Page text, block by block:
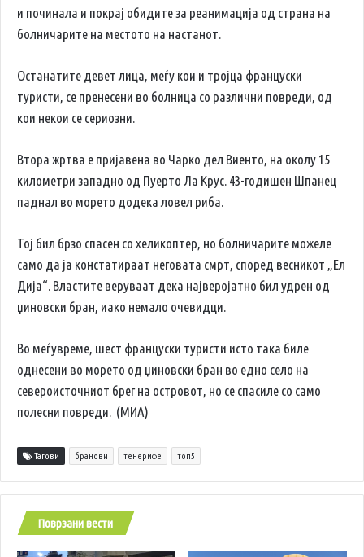
и починала и покрај обидите за реанимација од страна на
болничарите на местото на настанот.
Останатите девет лица, меѓу кои и тројца француски
туристи, се пренесени во болница со различни повреди, од
кои некои се сериозни.
Втора жртва е пријавена во Чарко дел Виенто, на околу 15
километри западно од Пуерто Ла Крус. 43-годишен Шпанец
паднал во морето додека ловел риба.
Тој бил брзо спасен со хеликоптер, но болничарите можеле
само да ја констатираат неговата смрт, според весникот „Ел
Дија“. Властите веруваат дека најверојатно бил удрен од
џиновски бран, иако немало очевидци.
Во меѓувреме, шест француски туристи исто така биле
однесени во морето од џиновски бран во едно село на
североисточниот брег на островот, но се спасиле со само
полесни повреди. (МИА)
Тагови бранови тенерифе топ5
Поврзани вести